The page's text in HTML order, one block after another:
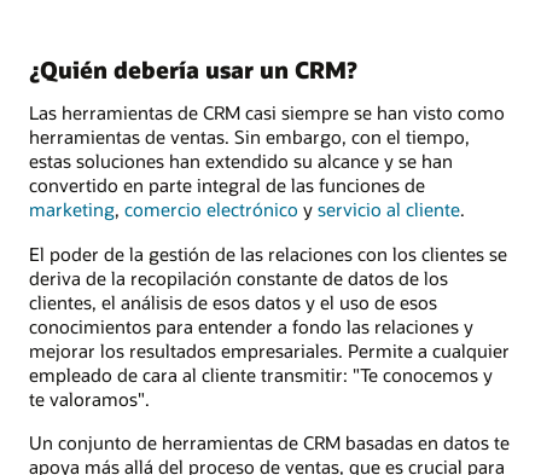
¿Quién debería usar un CRM?
Las herramientas de CRM casi siempre se han visto como
herramientas de ventas. Sin embargo, con el tiempo,
estas soluciones han extendido su alcance y se han
convertido en parte integral de las funciones de
marketing, comercio electrónico y servicio al cliente.
El poder de la gestión de las relaciones con los clientes se
deriva de la recopilación constante de datos de los
clientes, el análisis de esos datos y el uso de esos
conocimientos para entender a fondo las relaciones y
mejorar los resultados empresariales. Permite a cualquier
empleado de cara al cliente transmitir: "Te conocemos y
te valoramos".
Un conjunto de herramientas de CRM basadas en datos te
apoya más allá del proceso de ventas, que es crucial para